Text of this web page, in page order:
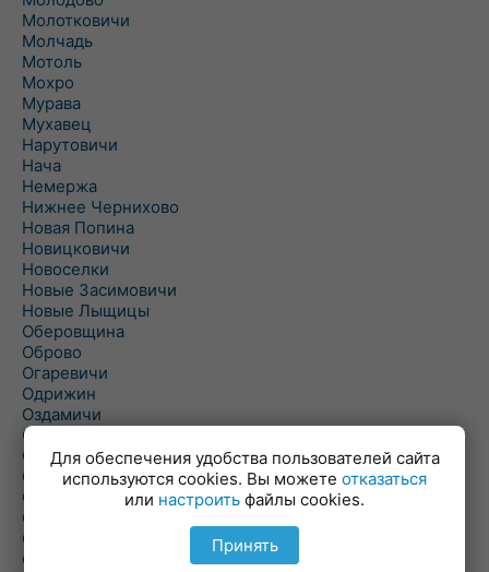
Молотковичи
Молчадь
Мотоль
Мохро
Мурава
Мухавец
Нарутовичи
Нача
Немержа
Нижнее Чернихово
Новая Попина
Новицковичи
Новоселки
Новые Засимовичи
Новые Лыщицы
Оберовщина
Оброво
Огаревичи
Одрижин
Оздамичи
Озяты
Олтуш
Ольманы
Ольпень
Ольшаны
Омельная
Ополь
Для обеспечения удобства пользователей сайта
используются cookies. Вы можете отказаться
или настроить файлы cookies.
Принять